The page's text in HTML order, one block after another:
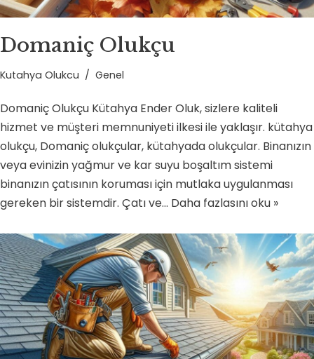
Domaniç Olukçu
Kutahya Olukcu Genel
Domaniç Olukçu Kütahya Ender Oluk, sizlere kaliteli
hizmet ve müşteri memnuniyeti ilkesi ile yaklaşır. kütahya
olukçu, Domaniç olukçular, kütahyada olukçular. Binanızın
veya evinizin yağmur ve kar suyu boşaltım sistemi
binanızın çatısının koruması için mutlaka uygulanması
gereken bir sistemdir. Çatı ve… Daha fazlasını oku »